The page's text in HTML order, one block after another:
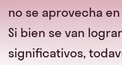
no se aprovecha
Si bien se van
significativos,